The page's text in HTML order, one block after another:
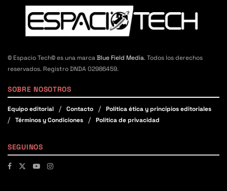
© Espacio Tech© es una marcaBlue Field Media. Todos los derechos
reservados. Registro DNDA 02986459.
SOBRE NOSOTROS
Equipo editorial Contacto
Política ética y principios editoriales
Términos y Condiciones
Política de privacidad
SEGUINOS